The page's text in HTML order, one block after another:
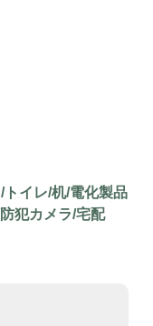
イレ/机/電化製品
犯カメラ/宅配